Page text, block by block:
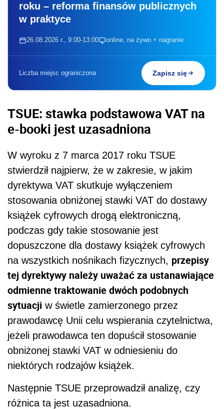
roku – reforma finansów publicznych
w praktyce
26.08.2026 r., 9:00-13:00 online, na żywo + nagranie
Liczba miejsc ograniczona Zapisz się
TSUE: stawka podstawowa VAT na
e-booki jest uzasadniona
W wyroku z 7 marca 2017 roku TSUE
stwierdził najpierw, że w zakresie, w jakim
dyrektywa VAT skutkuje wyłączeniem
stosowania obniżonej stawki VAT do dostawy
książek cyfrowych drogą elektroniczną,
podczas gdy takie stosowanie jest
dopuszczone dla dostawy książek cyfrowych
na wszystkich nośnikach fizycznych, przepisy
tej dyrektywy należy uważać za ustanawiające
odmienne traktowanie dwóch podobnych
sytuacji w świetle zamierzonego przez
prawodawcę Unii celu wspierania czytelnictwa,
jeżeli prawodawca ten dopuścił stosowanie
obniżonej stawki VAT w odniesieniu do
niektórych rodzajów książek.
Następnie TSUE przeprowadził analizę, czy
różnica ta jest uzasadniona.